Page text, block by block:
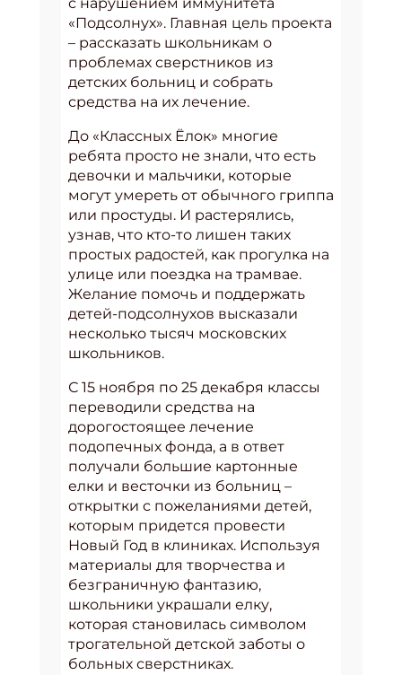
«Подсолнух». Главная цель проекта
– рассказать школьникам о
проблемах сверстников из
детских больниц и собрать
средства на их лечение.
До «Классных Ёлок» многие
ребята просто не знали, что есть
девочки и мальчики, которые
могут умереть от обычного гриппа
или простуды. И растерялись,
узнав, что кто-то лишен таких
простых радостей, как прогулка на
улице или поездка на трамвае.
Желание помочь и поддержать
детей-подсолнухов высказали
несколько тысяч московских
школьников.
С 15 ноября по 25 декабря классы
переводили средства на
дорогостоящее лечение
подопечных фонда, а в ответ
получали большие картонные
елки и весточки из больниц –
открытки с пожеланиями детей,
которым придется провести
Новый Год в клиниках. Используя
материалы для творчества и
безграничную фантазию,
школьники украшали елку,
которая становилась символом
трогательной детской заботы о
больных сверстниках.